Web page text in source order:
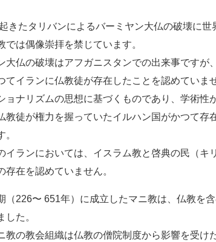
きたタリバンによるバーミヤン大仏の破壊に世
では偶像崇拝を禁じています。
大仏の破壊はアフガニスタンでの出来事ですが
てイランに仏教徒が存在したことを認めていま
ョナリズムの思想に基づくものであり、学術性
教徒が権力を握っていたイルハン国がかつて
。
イランにおいては、イスラム教と啓典の民（キ
存在を認めていません。
（226〜 651年）に成立したマニ教は、仏教を
した。
教の教会組織は仏教の僧院制度から影響を受け